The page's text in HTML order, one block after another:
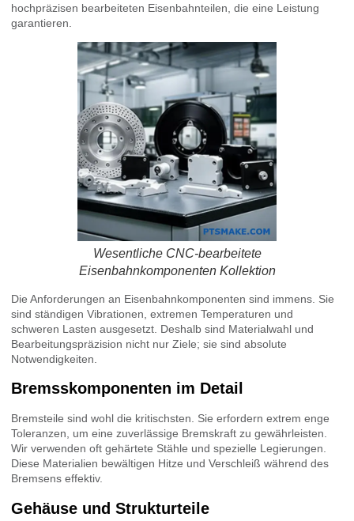
hochpräzisen bearbeiteten Eisenbahnteilen, die eine Leistung
garantieren.
Wesentliche CNC-bearbeitete
Eisenbahnkomponenten Kollektion
Die Anforderungen an Eisenbahnkomponenten sind immens. Sie
sind ständigen Vibrationen, extremen Temperaturen und
schweren Lasten ausgesetzt. Deshalb sind Materialwahl und
Bearbeitungspräzision nicht nur Ziele; sie sind absolute
Notwendigkeiten.
Bremsskomponenten im Detail
Bremsteile sind wohl die kritischsten. Sie erfordern extrem enge
Toleranzen, um eine zuverlässige Bremskraft zu gewährleisten.
Wir verwenden oft gehärtete Stähle und spezielle Legierungen.
Diese Materialien bewältigen Hitze und Verschleiß während des
Bremsens effektiv.
Gehäuse und Strukturteile